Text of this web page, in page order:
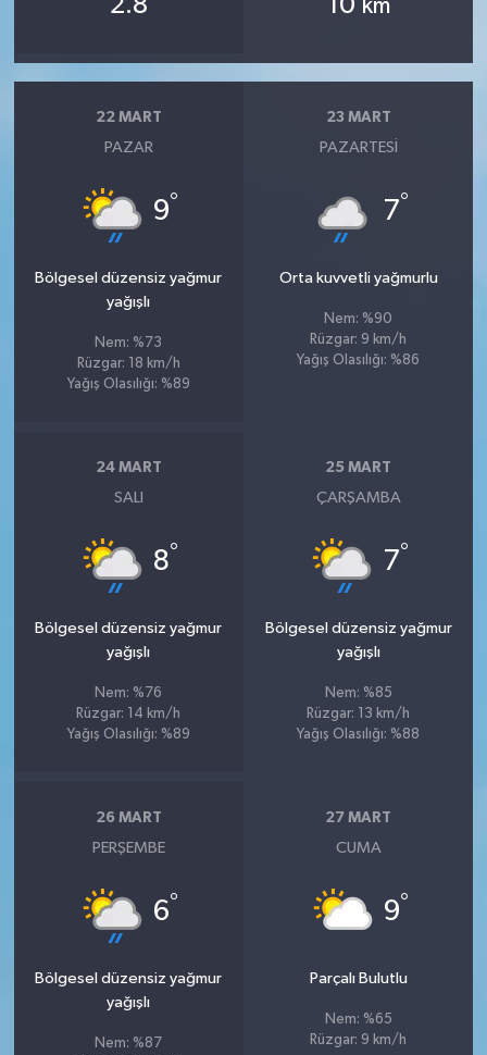
km
22 MART
PAZAR
9°
Bölgesel düzensiz yağmur
yağışlı
Nem: %73
Rüzgar: 18 km/h
Yağış Olasılığı: %89
23 MART
PAZARTESI
7°
Orta kuvvetli yağmurlu
Nem: %90
Rüzgar: 9 km/h
Yağış Olasılığı: %86
24 MART
SALI
8°
Bölgesel düzensiz yağmur
yağışlı
Nem: %76
Rüzgar: 14 km/h
Yağış Olasılığı: %89
25 MART
ÇARŞAMBA
7°
Bölgesel düzensiz yağmur
yağışlı
Nem: %85
Rüzgar: 13 km/h
Yağış Olasılığı: %88
26 MART
PERŞEMBE
6°
Bölgesel düzensiz yağmur
yağışlı
Nem: %87
27 MART
CUMA
9°
Parçalı Bulutlu
Nem: %65
Rüzgar: 9 km/h